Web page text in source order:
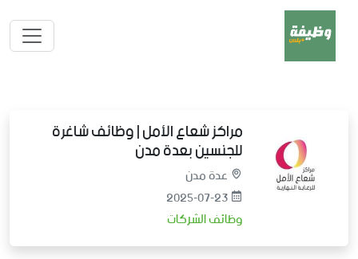
مراكز شعاع الأمل | وظائف شاغرة
للجنسين بعدة مدن
عدة مدن
2025-07-23
وظائف الشركات